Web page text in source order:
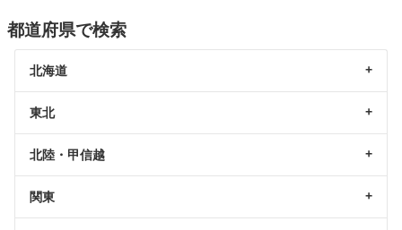
都道府県で検索
北海道
東北
北陸・甲信越
関東